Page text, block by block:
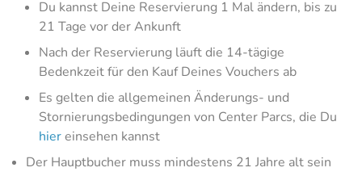
Du kannst Deine Reservierung 1 Mal ändern, bis zu
21 Tage vor der Ankunft
Nach der Reservierung läuft die 14-tägige
Bedenkzeit für den Kauf Deines Vouchers ab
Es gelten die allgemeinen Änderungs- und
Stornierungsbedingungen von Center Parcs, die Du
hiereinsehen kannst
Der Hauptbucher muss mindestens 21 Jahre alt sein